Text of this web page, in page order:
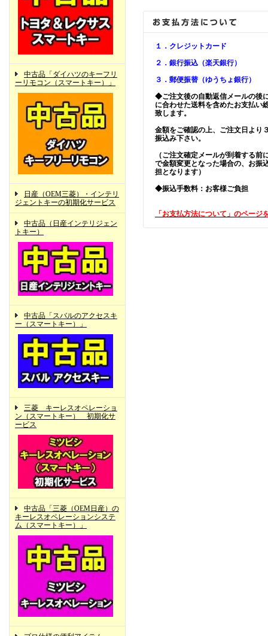
中古品「ダイハツのキーフリ
ーリモコン（スマートキー）」
日産（OEM三菱）・インテリ
ジェントキーの初期化サービス
中古品（日産インテリジェン
トキー）
中古品「スバルのアクセスキ
ー（スマートキー）」
三菱 キーレスオペレーショ
ン（スマートキー） 初期化サ
ービス
中古品「三菱（OEM日産）の
キーレスオペレーションシステ
ム（スマートキー）」
１．クレジットカード
２．銀行振込（楽天銀行）
３．郵便振替（ゆうちょ銀行）
◆ご注文後の自動返信メールの後
に合わせた送料を含めたお支払い
致します。
金額をご確認の上、ご注文日より
振込み下さい。
（ご注文確定メールが到着する前
で金額変更となった場合の、お振
担となります）
◆振込手数料：お客様ご負担
「お支払方法について」のページ